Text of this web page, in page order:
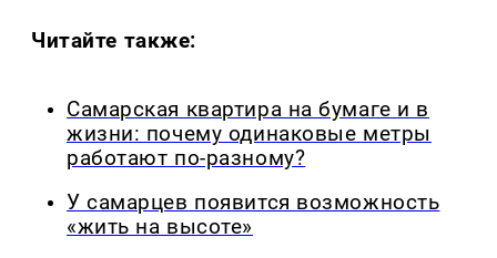
Читайте также:
Самарская квартира на бумаге и в
жизни: почему одинаковые метры
работают по-разному?
У самарцев появится возможность
«жить на высоте»